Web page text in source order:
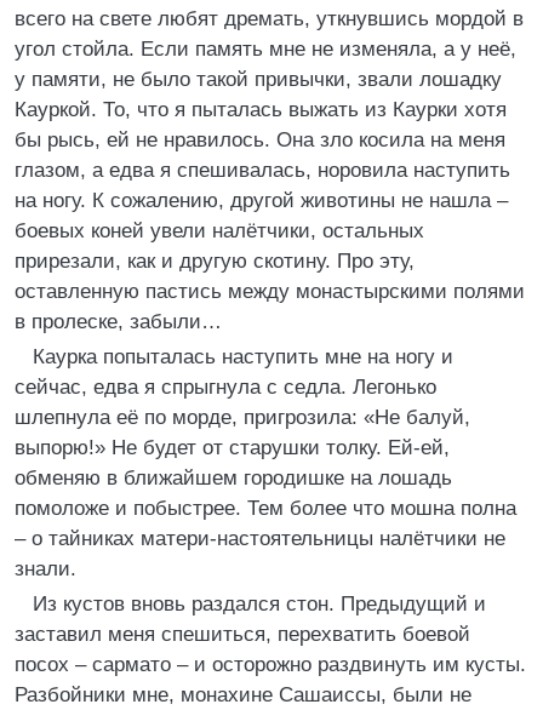
всего на свете любят дремать, уткнувшись мордой в
угол стойла. Если память мне не изменяла, а у неё,
у памяти, не было такой привычки, звали лошадку
Кауркой. То, что я пыталась выжать из Каурки хотя
бы рысь, ей не нравилось. Она зло косила на меня
глазом, а едва я спешивалась, норовила наступить
на ногу. К сожалению, другой животины не нашла –
боевых коней увели налётчики, остальных
прирезали, как и другую скотину. Про эту,
оставленную пастись между монастырскими полями
в пролеске, забыли…
Каурка попыталась наступить мне на ногу и
сейчас, едва я спрыгнула с седла. Легонько
шлепнула её по морде, пригрозила: «Не балуй,
выпорю!» Не будет от старушки толку. Ей-ей,
обменяю в ближайшем городишке на лошадь
помоложе и побыстрее. Тем более что мошна полна
– о тайниках матери-настоятельницы налётчики не
знали.
Из кустов вновь раздался стон. Предыдущий и
заставил меня спешиться, перехватить боевой
посох – сармато – и осторожно раздвинуть им кусты.
Разбойники мне, монахине Сашаиссы, были не